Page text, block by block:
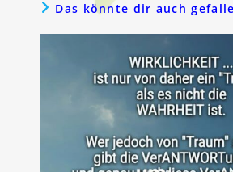
Das könnte dir auch